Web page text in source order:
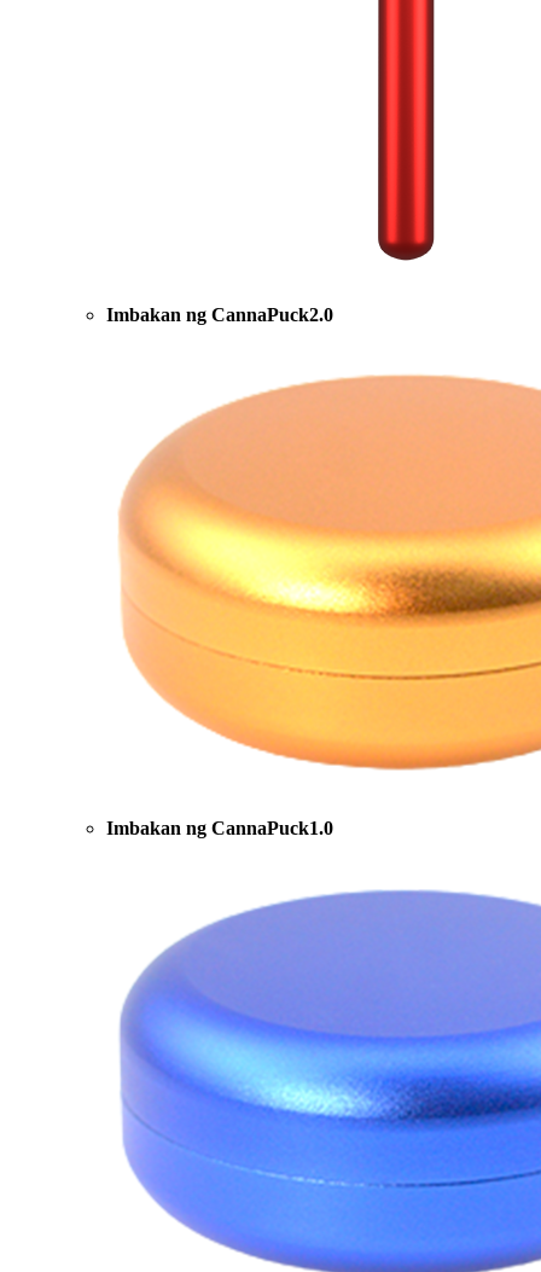
Imbakan ng CannaPuck2.0
Imbakan ng CannaPuck1.0